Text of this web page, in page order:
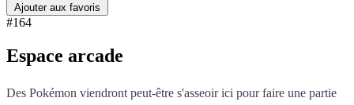
Ajouter aux favoris
#164
Espace arcade
Des Pokémon viendront peut-être s'asseoir ici pour faire une partie